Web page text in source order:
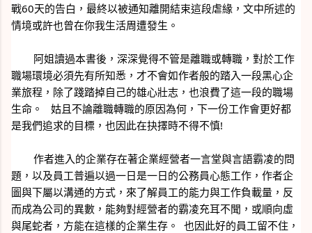
戰60天的告白，最終以被通知離開結束這段虐緣，文中所述的
情境或許也曾在你我生活周遭發生。
職場環境必須先有所知悉，才不會如作者般的踏入一段黑心企
業旅程，除了踐踏掉自己的雄心壯志，也浪費了這一段的職場
生命。 姑且不論離職轉職的原因為何，下一份工作會更好都
是我們追求的目標，也因此在抉擇時不得不慎!
題，以及員工普遍以過一日是一日的公務員心態工作，作者企
圖與下屬以溝通的方式，來了解員工的能力與工作負載量，反
而成為公司的異數，能夠對經營者的霸凌充耳不聞，或順向虛
與尾蛇者，方能在這樣的企業生存。  也因此好的員工留不住，